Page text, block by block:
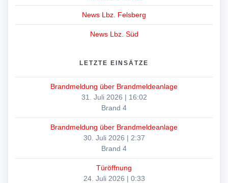
News Lbz. Felsberg
News Lbz. Süd
LETZTE EINSÄTZE
Brandmeldung über Brandmeldeanlage
31. Juli 2026 | 16:02
Brand 4
Brandmeldung über Brandmeldeanlage
30. Juli 2026 | 2:37
Brand 4
Türöffnung
24. Juli 2026 | 0:33